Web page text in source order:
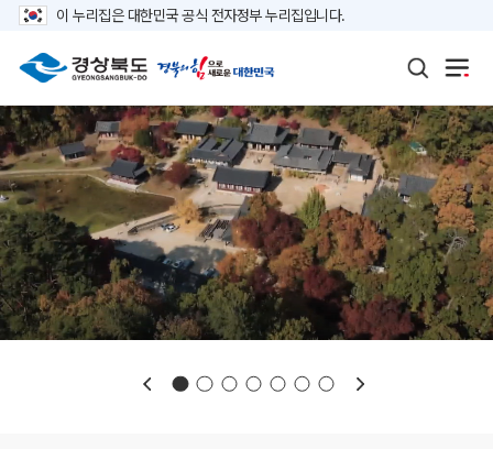
이 누리집은 대한민국 공식 전자정부 누리집입니다.
보도자료 재정정보